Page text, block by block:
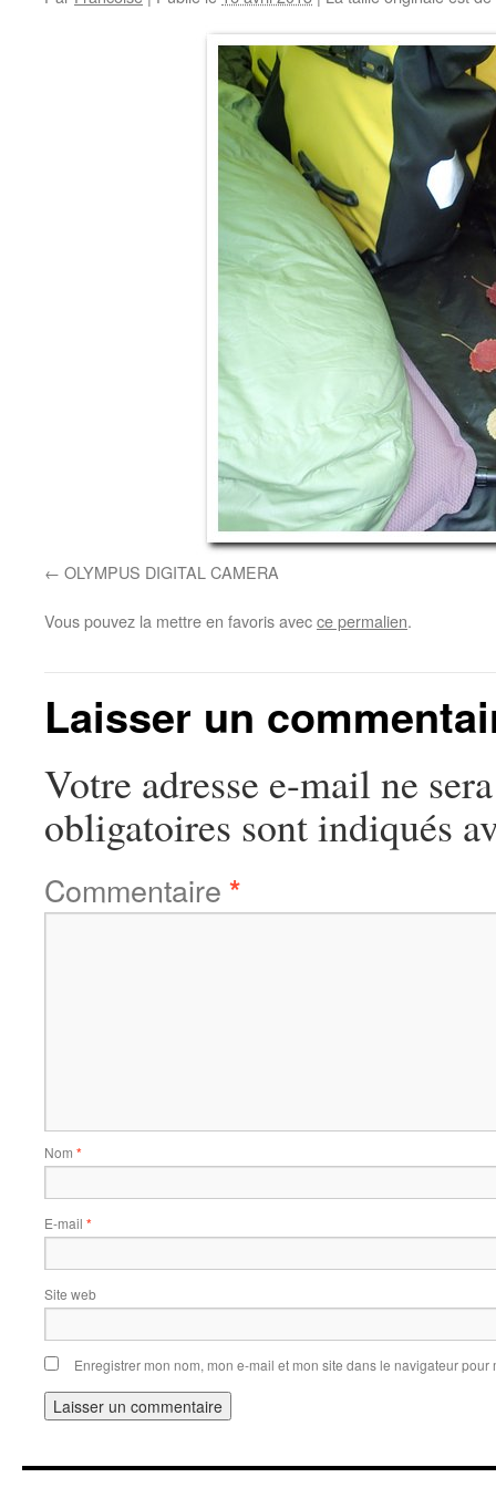
OLYMPUS DIGITAL CAMERA
Vous pouvez la mettre en favoris avecce permalien.
Laisser un
Votre adresse e-mail ne
obligatoires sont indiqués
Commentaire *
Nom *
E-mail *
Site web
Enregistrer mon nom, mon e-mail et mon site dans le navigateur